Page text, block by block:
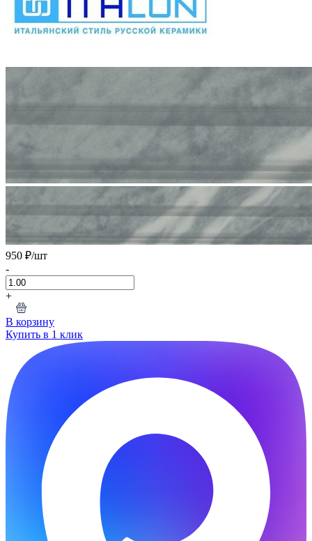
950 ₽/шт
-
+
В корзину
Купить в 1 клик